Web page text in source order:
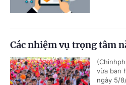
Các nhiệm vụ trọng tâm
vừa ban
ngày 5/